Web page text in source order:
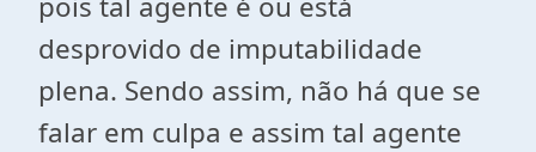
desprovido de imputabilidade
plena. Sendo assim, não há que se
falar em culpa e assim tal agente